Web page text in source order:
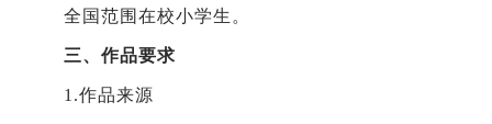
全国范围在校小学生。
三、作品要求
1.作品来源